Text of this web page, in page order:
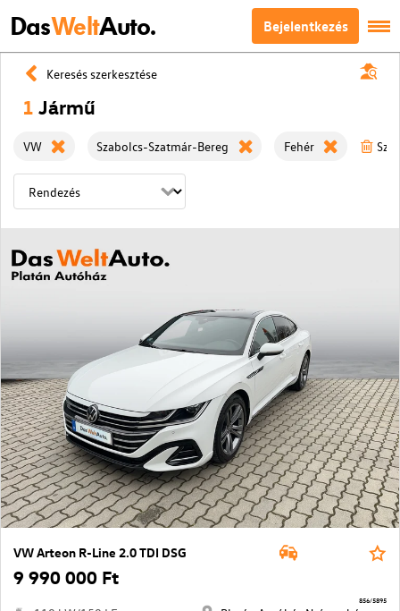
DasWeltAuto. Bejelentkezés
Keresés szerkesztése
1 Jármű
VW Szabolcs-Szatmár-Bereg Fehér
VW Arteon R-Line 2.0 TDI DSG
9 990 000 Ft
856/5895